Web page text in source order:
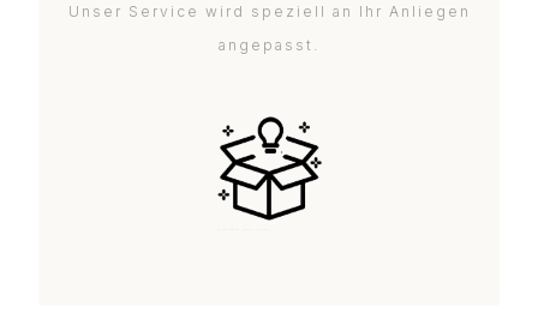
Unser Service wird speziell an Ihr Anliegen
angepasst.